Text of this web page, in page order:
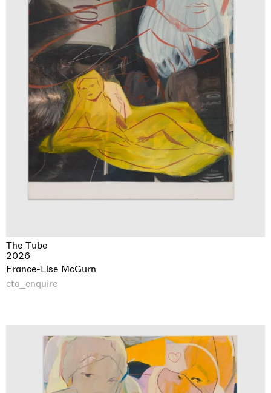
The Tube
2026
France-Lise McGurn
cta_enquire